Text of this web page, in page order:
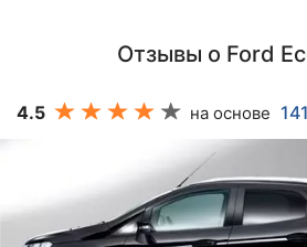
Отзывы о Ford
4.5 на основе